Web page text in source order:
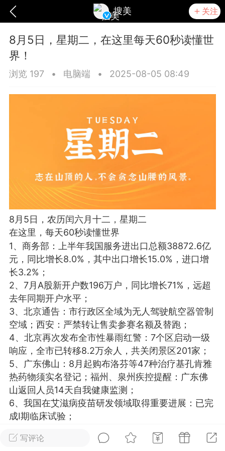
搜美 关注
爆汗熊 卡卡动能素 无创溶斑术
美业357 芯诗妍
每次200金币 点击购买
师 小熊水光
爆汗熊
脂
卡卡动能素
建术
DRYY面膜 微晶溶斑术
爆款平台 Lv.8 靓号
加盟商
26 23:18
电脑端 美业资讯
闪充小白罐
本/双效闪充，养出紧致小白脸！一、项
充小白罐 = 闪充大白肌（仪器）× 草本
产品）×极光嫩肤啫喱（产品）这是一套
护...写评论
8月5日，星期二，在这里每天60秒读懂世
界！
浏览 197 • 电脑端 • 2025-08-05 08:49
8月5日，农历闰六月十二，星期二
在这里，每天60秒读懂世界
1、商务部：上半年我国服务进出口总额38872.6亿
元，同比增长8.0%，其中出口增长15.0%，进口增
长3.2%；
2、7月A股新开户数196万户，同比增长71%，远超
去年同期开户水平；
3、北京通告：市行政区全域为无人驾驶航空器管制
空域；西安：严禁转让售卖参赛名额及替跑；
4、北京再次发布全市性暴雨红警：7个区启动一级
响应，全市已转移8.2万余人，共关闭景区201家；
5、广东佛山：8月起购布洛芬等47种治疗基孔肯雅
热药物须实名登记；福州、泉州疾控提醒：广东佛
山返回人员14天自我健康监测；
6、我国在艾滋病疫苗研发领域取得重要进展：已完
成I期临床试验；
7、湖南多地天然溶洞遭破坏：大量钟乳石被公开售
卖，有的售价达158万；